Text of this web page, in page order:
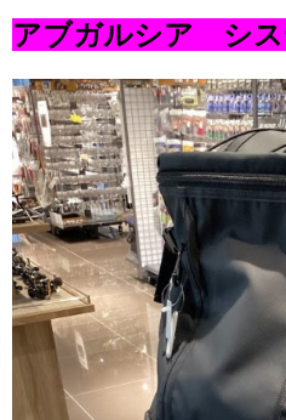
アブガルシア シス